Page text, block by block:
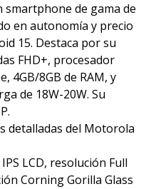
de gama de
en autonomía y precio
15. Destaca por su
FHD+, procesador
4GB/8GB de RAM, y
de 18W-20W. Su
detalladas del Motorola
LCD, resolución Full
Corning Gorilla Glass